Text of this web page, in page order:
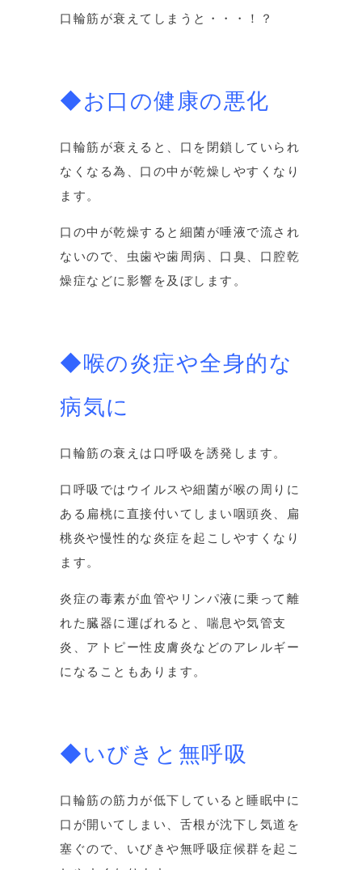
口輪筋が衰えてしまうと・・・！？
◆お口の健康の悪化
口輪筋が衰えると、口を閉鎖していられ
なくなる為、口の中が乾燥しやすくなり
ます。
口の中が乾燥すると細菌が唾液で流され
ないので、虫歯や歯周病、口臭、口腔乾
燥症などに影響を及ぼします。
◆喉の炎症や全身的な
病気に
口輪筋の衰えは口呼吸を誘発します。
口呼吸ではウイルスや細菌が喉の周りに
ある扁桃に直接付いてしまい咽頭炎、扁
桃炎や慢性的な炎症を起こしやすくなり
ます。
炎症の毒素が血管やリンパ液に乗って離
れた臓器に運ばれると、喘息や気管支
炎、アトピー性皮膚炎などのアレルギー
になることもあります。
◆いびきと無呼吸
口輪筋の筋力が低下していると睡眠中に
口が開いてしまい、舌根が沈下し気道を
塞ぐので、いびきや無呼吸症候群を起こ